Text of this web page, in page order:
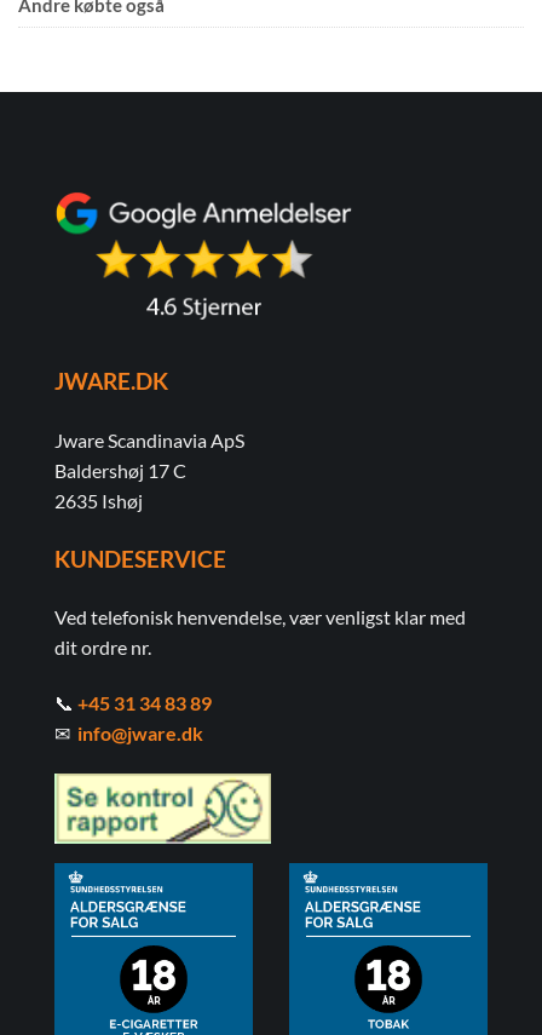
Andre købte også
JWARE.DK
Jware Scandinavia ApS
Baldershøj 17 C
2635 Ishøj
KUNDESERVICE
Ved telefonisk henvendelse, vær venligst klar med
dit ordre nr.
📞 +45 31 34 83 89
✉ info@jware.dk